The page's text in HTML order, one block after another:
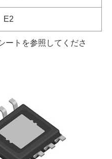
E2
ートを参照してくださ